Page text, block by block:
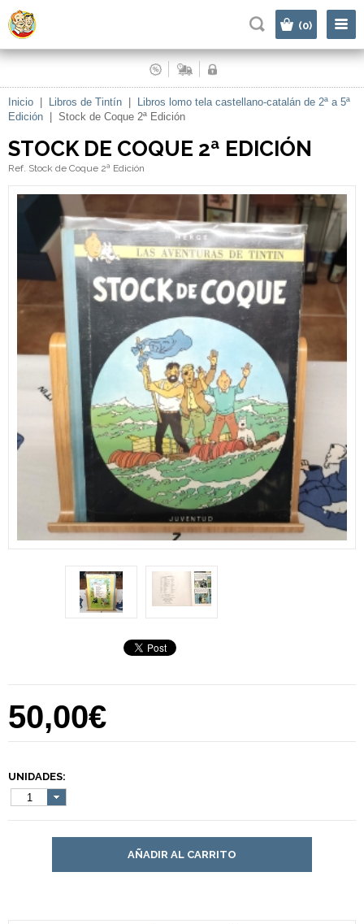
(0)
Inicio Libros de Tintín
Libros lomo tela castellano-catalán de 2ª a 5ª
Edición
Stock de Coque 2ª Edición
STOCK DE COQUE 2ª EDICIÓN
Ref. Stock de Coque 2ª Edición
50,00€
UNIDADES:
1
AÑADIR AL CARRITO